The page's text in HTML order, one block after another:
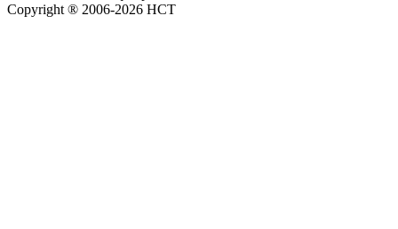
Copyright ® 2006-2026 НСТ